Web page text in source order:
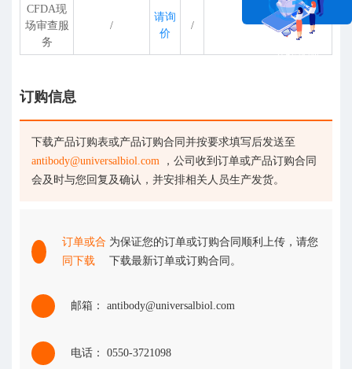
CFDA现
场审查服
务
/
请询
价
/
订购信息
下载产品订购表或产品订购合同并按要求填写后发送至
antibody@universalbiol.com ，公司收到订单或产品订购合同
会及时与您回复及确认，并安排相关人员生产发货。
订单或合
同下载
为保证您的订单或订购合同顺利上传，请您
下载最新订单或订购合同。
邮箱： antibody@universalbiol.com
电话： 0550-3721098
在线咨询